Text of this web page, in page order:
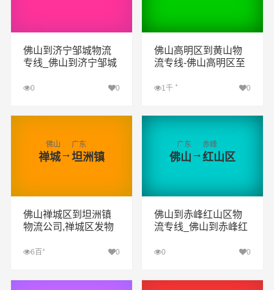
佛山到济宁邹城物流
专线_佛山到济宁邹城
0 0
查看详细
佛山高明区到黄山物
流专线-佛山高明区至
1千+ 0
查看详细
佛山
禅城→
广东
坦洲镇
佛山禅城区到坦洲镇
物流公司,禅城区发物
至中山坦洲镇物流专
6百 + 0
查看详细
广东
佛山 →
赤峰
红山区
佛山到赤峰红山区物
流专线_佛山到赤峰红
0 0
查看详细